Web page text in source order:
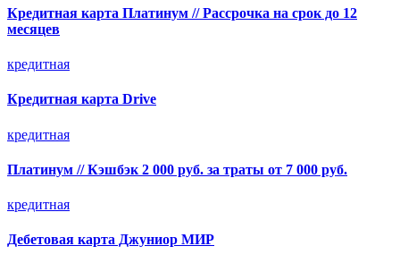
Кредитная карта Платинум // Рассрочка на срок до 12
месяцев
кредитная
Кредитная карта Drive
кредитная
Платинум // Кэшбэк 2 000 руб. за траты от 7 000 руб.
кредитная
Дебетовая карта Джуниор МИР